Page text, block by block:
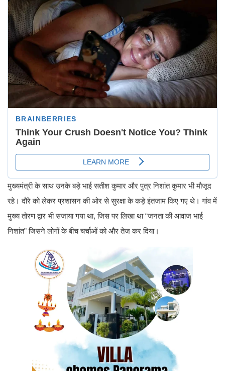
मुख्यमंत्री के साथ उनके बड़े भाई सतीश कुमार और पुत्र निशांत कुमार भी मौजूद
रहे। दौरे को लेकर प्रशासन की ओर से सुरक्षा के कड़े इंतजाम किए गए थे। गांव में
मुख्य तोरण द्वार भी सजाया गया था, जिस पर लिखा था “जनता की आवाज भाई
निशांत” जिसने लोगों के बीच चर्चाओं को और तेज कर दिया।